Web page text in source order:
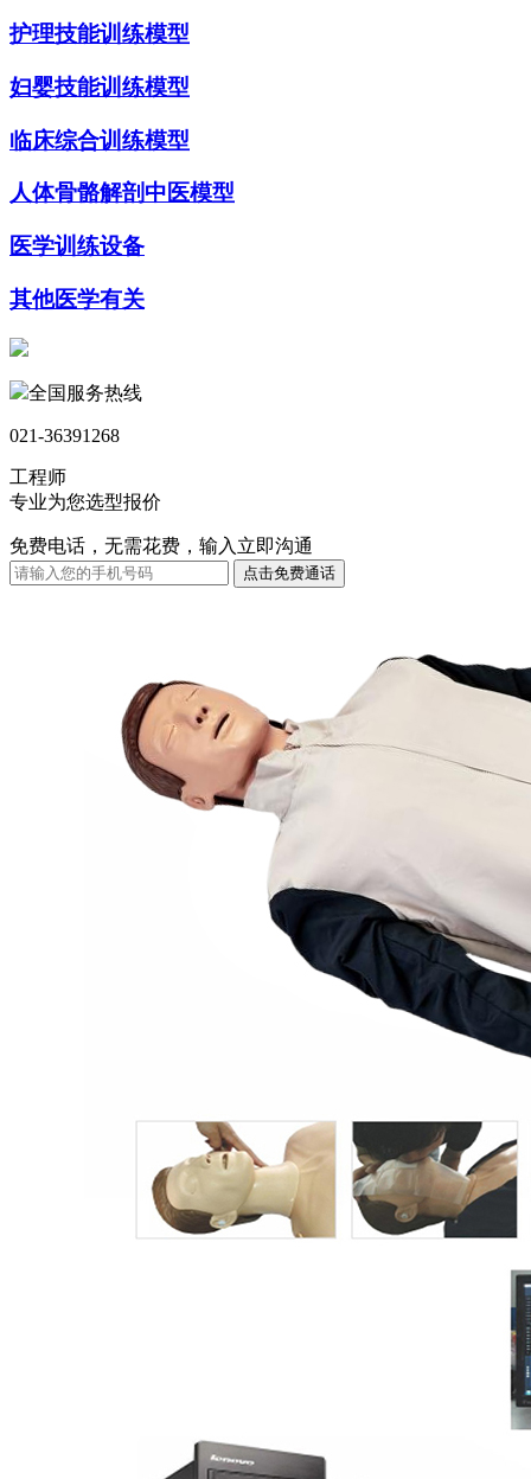
护理技能训练模型
妇婴技能训练模型
临床综合训练模型
人体骨骼解剖中医模型
医学训练设备
其他医学有关
全国服务热线
021-36391268
工程师
专业为您选型报价
免费电话，无需花费，输入立即沟通